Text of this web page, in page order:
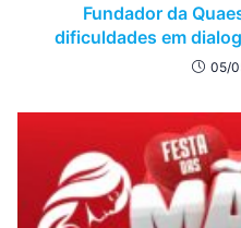
Fundador da
dificuldades em
05/